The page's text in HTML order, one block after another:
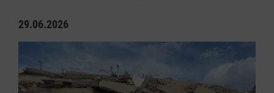
29.06.2026